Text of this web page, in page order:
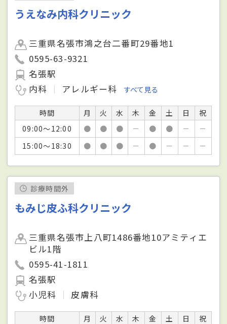
うえなみ内科クリニック
三重県名張市鴻之台二番町29番地1
0595-63-9321
名張駅
内科
アレルギー科 すべて見る
時間 月 火 水 木 金 土 日
祝
09:00～12:00
● ● ● － ● ● －
－
15:00～18:30
● ● ● － ● － － －
診療時間外
もみじ皮ふ科クリニック
三重県名張市上八町1486番地10アミティエ
ビル1階
0595-41-1811
名張駅
小児科
皮膚科
時間 月 火 水 木 金 土 日
祝